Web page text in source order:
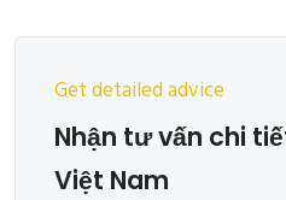
Get detailed advice
Nhận tư vấn chi
Việt Nam